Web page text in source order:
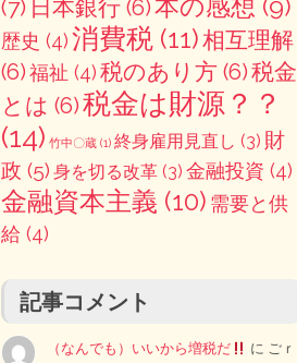
(7) 日本銀行(6)
歴史 (4)消費税(11)相互理解
(6)福祉 (4)税のあり方(6)税金
とは (6)税金は財源？？
(14) 竹中〇蔵(1) 終身雇用見直し (3) 財
政 (5) 身を切る改革(3) 金融投資 (4)
金融資本主義 (10) 需要と供
給 (4)
記事コメント
（なんでも）いいから増税だ に ごｒ